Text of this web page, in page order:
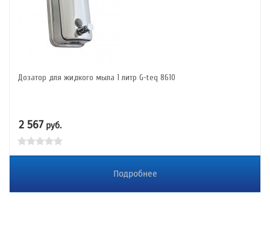
Дозатор для жидкого мыла 1 литр G-teq 8610
2 567 руб.
Подробнее